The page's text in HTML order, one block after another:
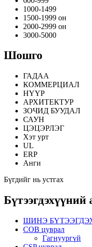
1000-1499
1500-1999 он
2000-2999 он
3000-5000
Шошго
ГАДАА
КОММЕРЦИАЛ
НҮҮР
АРХИТЕКТУР
ЗОЧИД БУУДАЛ
САУН
ЦЭЦЭРЛЭГ
Хэт урт
UL
ERP
Анги
Бүгдийг нь устгах
Бүтээгдэхүүний
ШИНЭ
COB цуврал
Гагнуургүй